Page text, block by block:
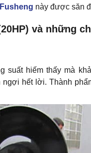
này được săn
và những
suất hiếm thấy mà
hết lời. Thành